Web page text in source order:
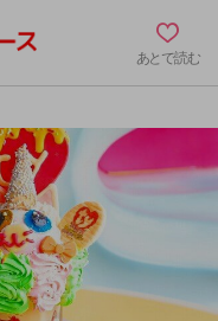
あとで読む